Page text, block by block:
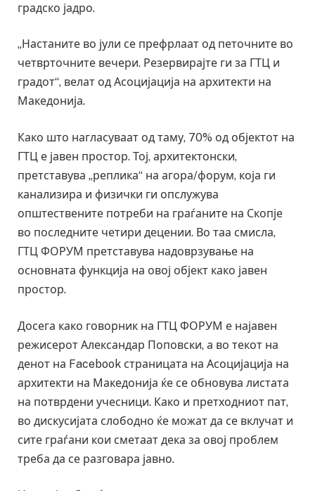
градско јадро.
„Настаните во јули се префрлаат од петочните во
четврточните вечери. Резервирајте ги за ГТЦ и
градот“, велат од Асоцијација на архитекти на
Македонија.
Како што нагласуваат од таму, 70% од објектот на
ГТЦ е јавен простор. Тој, архитектонски,
претставува „реплика“ на агора/форум, која ги
канализира и физички ги опслужува
општествените потреби на граѓаните на Скопје
во последните четири децении. Во таа смисла,
ГТЦ ФОРУМ претставува надоврзување на
основната функција на овој објект како јавен
простор.
Досега како говорник на ГТЦ ФОРУМ е најавен
режисерот Александар Поповски, а во текот на
денот на Facebook страницата на Асоцијација на
архитекти на Македонија ќе се обновува листата
на потврдени учесници. Како и претходниот пат,
во дискусијата слободно ќе можат да се вклучат и
сите граѓани кои сметаат дека за овој проблем
треба да се разговара јавно.